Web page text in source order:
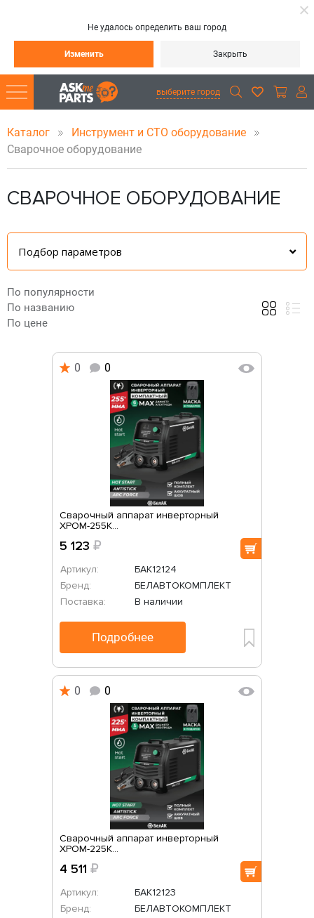
Не удалось определить ваш город
Изменить Закрыть
выберите город
Каталог
Инструмент и СТО оборудование
Сварочное оборудование
СВАРОЧНОЕ ОБОРУДОВАНИЕ
Подбор параметров
По популярности
По названию
По цене
0 0
Сварочный аппарат инверторный
ХРОМ-255К...
5 123 ₽
Артикул:
БАК12124
Бренд:
БЕЛАВТОКОМПЛЕКТ
Поставка:
В наличии
Подробнее
0 0
Сварочный аппарат инверторный
ХРОМ-225К...
4 511 ₽
Артикул:
БАК12123
Бренд:
БЕЛАВТОКОМПЛЕКТ